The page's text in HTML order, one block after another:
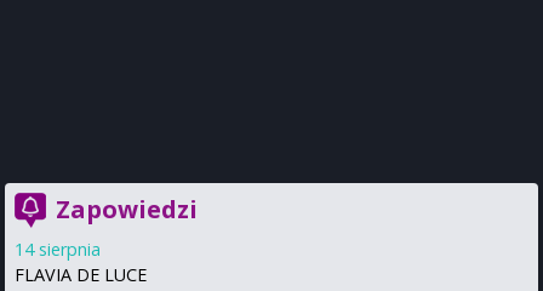
Zapowiedzi
14 sierpnia
FLAVIA DE LUCE